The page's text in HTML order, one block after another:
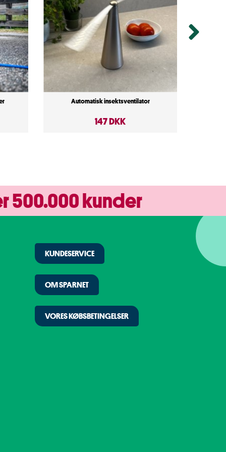
Automatisk insektsventilator
147 DKK
500.000 kunder
KUNDESERVICE
OM SPARNET
VORES KØBSBETINGELSER